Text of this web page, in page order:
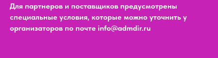
Для партнеров и поставщиков предусмотрены
специальные условия, которые можно уточнить у
организаторов по почте info@admdir.ru